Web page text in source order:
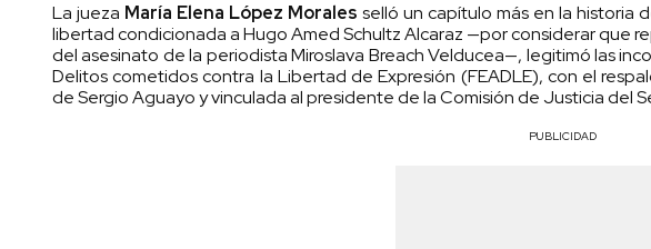
La jueza María Elena López Morales selló un capítulo más en la historia
libertad condicionada a Hugo Amed Schultz Alcaraz —por considerar que
del asesinato de la periodista Miroslava Breach Velducea—, legitimó las
Delitos cometidos contra la Libertad de Expresión (FEADLE), con el
de Sergio Aguayo y vinculada al presidente de la Comisión de Justicia del
PUBLICIDAD